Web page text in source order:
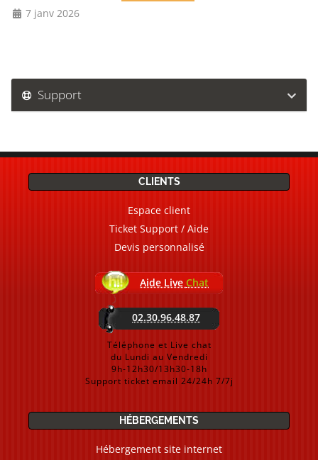
7 janv 2026
Support
CLIENTS
Espace client
Ticket Support / Aide
Devis personnalisé
Aide Live Chat
02.30.96.48.87
Téléphone et Live chat
du Lundi au Vendredi
9h-12h30/13h30-18h
Support ticket email 24/24h 7/7j
HÉBERGEMENTS
Hébergement site internet